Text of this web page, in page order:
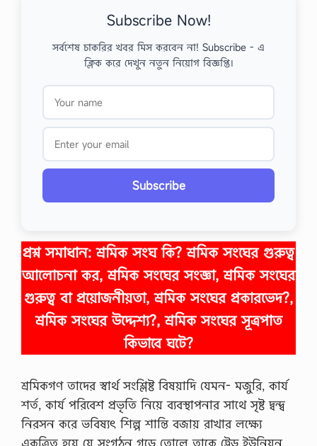
Subscribe Now!
সর্বশেষ চাকরির খবর মিস করবেন না! Subscribe - এ
ক্লিক করে দেখুন নতুন নিয়োগ বিজ্ঞপ্তি।
Subscribe
প্রশ্ন সমাধান: শ্রমিক সংঘ কি? শ্রমিক সংঘের গুরুত্ব
আলোচনা কর, শ্রমিক সংঘের সংজ্ঞা, শ্রমিক সংঘের
গুরুত্ব বা প্রয়োজনীয়তা, শ্রমিক সংঘের প্রকারভেদ?,
শ্রমিক সংঘের উদ্দেশ্য?, শ্রমিক সংঘের সূত্রপাত
কিভাবে ঘটে?
শ্রমিকগণ তাদের স্বার্থ সংশ্লিষ্ট বিষয়াদি যেমন- মজুরি, কার্য
শর্ত, কার্য পরিবেশ প্রভৃতি নিয়ে ব্যবস্থাপনার সাথে সৃষ্ট দ্বন্দ্ব
নিরসন করে ভবিষ্যৎ শিল্প শান্তি বজায় রাখার লক্ষ্যে